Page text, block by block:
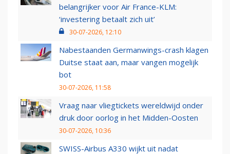
belangrijker voor Air France-KLM:
‘investering betaalt zich uit’
30-07-2026, 12:10
Nabestaanden Germanwings-crash klagen
Duitse staat aan, maar vangen mogelijk
bot
30-07-2026, 11:58
Vraag naar vliegtickets wereldwijd onder
druk door oorlog in het Midden-Oosten
30-07-2026, 10:36
SWISS-Airbus A330 wijkt uit nadat